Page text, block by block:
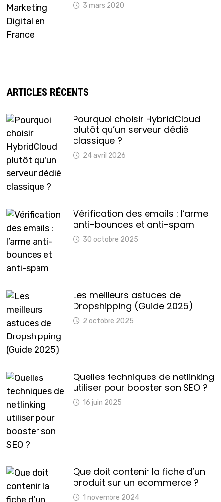
3 mars 2020
ARTICLES RÉCENTS
Pourquoi choisir HybridCloud
plutôt qu’un serveur dédié
classique ?
24 avril 2026
Vérification des emails : l’arme
anti-bounces et anti-spam
30 octobre 2025
Les meilleurs astuces de
Dropshipping (Guide 2025)
2 octobre 2025
Quelles techniques de netlinking
utiliser pour booster son SEO ?
16 juin 2025
Que doit contenir la fiche d’un
produit sur un ecommerce ?
1 novembre 2024